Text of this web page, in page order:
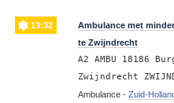
13:32
Ambulance met
te Zwijndrecht
A2 AMBU 18186
Zwijndrecht
Ambulance - Zuid-